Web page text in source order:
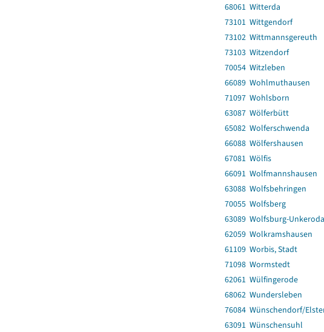
68061 Witterda
73101 Wittgendorf
73102 Wittmannsgereuth
73103 Witzendorf
70054 Witzleben
66089 Wohlmuthausen
71097 Wohlsborn
63087 Wölferbütt
65082 Wolferschwenda
66088 Wölfershausen
67081 Wölfis
66091 Wolfmannshausen
63088 Wolfsbehringen
70055 Wolfsberg
63089 Wolfsburg-Unkeroda
62059 Wolkramshausen
61109 Worbis, Stadt
71098 Wormstedt
62061 Wülfingerode
68062 Wundersleben
76084 Wünschendorf/
63091 Wünschensuhl